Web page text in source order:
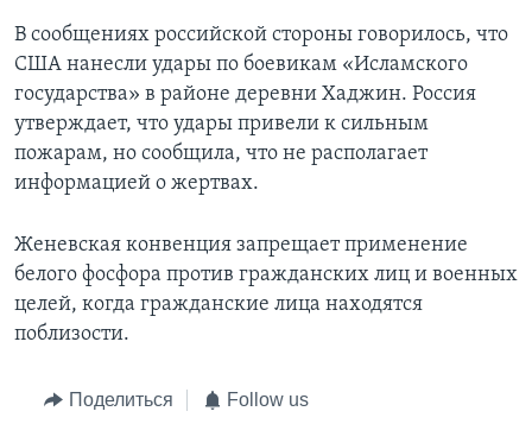
В сообщениях российской стороны говорилось, что
США нанесли удары по боевикам «Исламского
государства» в районе деревни Хаджин. Россия
утверждает, что удары привели к сильным
пожарам, но сообщила, что не располагает
информацией о жертвах.
Женевская конвенция запрещает применение
белого фосфора против гражданских лиц и военных
целей, когда гражданские лица находятся
поблизости.
Поделиться Follow us